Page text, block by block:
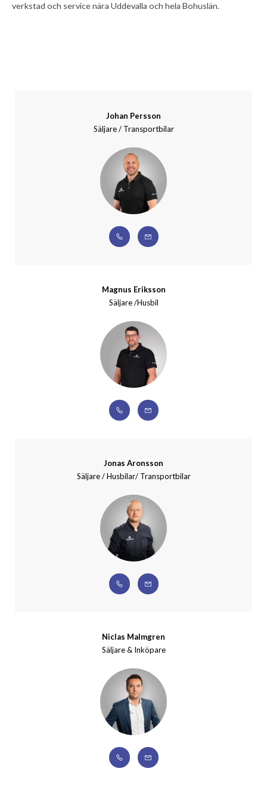
verkstad och service nära Uddevalla och hela Bohuslän.
Johan Persson
Säljare / Transportbilar
Magnus Eriksson
Säljare /Husbil
Jonas Aronsson
Säljare / Husbilar/ Transportbilar
Niclas Malmgren
Säljare & Inköpare